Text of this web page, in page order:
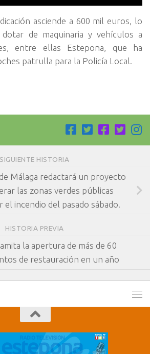
asciende a 600 mil euros, lo
de maquinaria y vehículos a
entre ellas Estepona, que ha
patrulla para la Policía Local.
SIGUIENTE HISTORIA
Málaga redactará un proyecto
las zonas verdes públicas
el incendio del pasado sábado.
HISTORIA PREVIA
la apertura de más de 60
de restauración en un año